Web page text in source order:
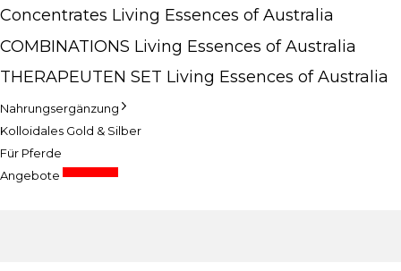
Concentrates Living Essences of Australia
COMBINATIONS Living Essences of Australia
THERAPEUTEN SET Living Essences of Australia
Nahrungsergänzung
Kolloidales Gold & Silber
Für Pferde
Angebote